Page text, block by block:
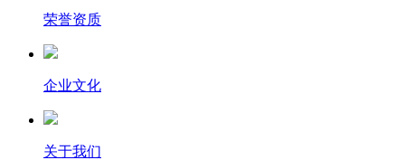
荣誉资质
企业文化
关于我们